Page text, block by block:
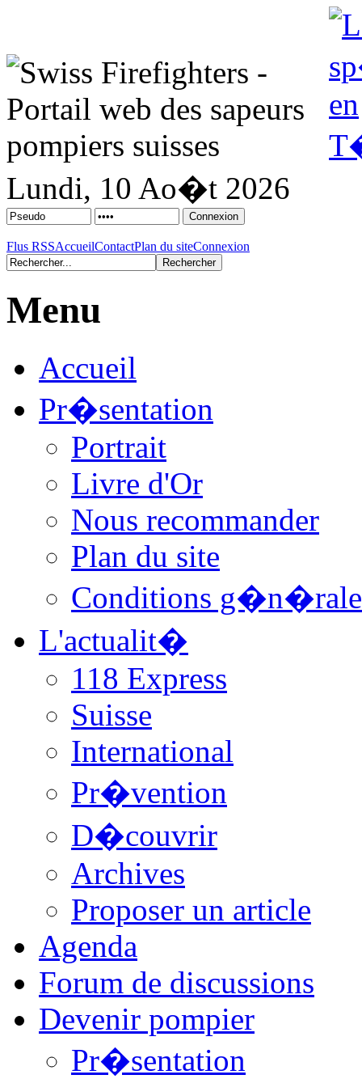
Lundi, 10 Ao�t 2026
Flus RSSAccueilContactPlan du siteConnexion
Menu
Accueil
Pr�sentation
Portrait
Livre d'Or
Nous recommander
Plan du site
Conditions
L'actualit�
118 Express
Suisse
International
Pr�vention
D�couvrir
Archives
Proposer un article
Agenda
Forum de discussions
Devenir pompier
Pr�sentation